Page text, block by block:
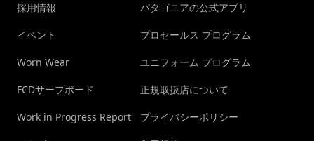
採用情報
イベント
Worn Wear
FCDサーフボード
Work in Progress Report
パタゴニアの公式アプリ
プロセールス プログラム
ユニフォーム プログラム
正規取扱店について
プライバシーポリシー